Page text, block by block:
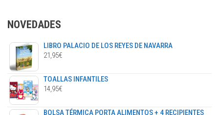
página
NOVEDADES
LIBRO PALACIO DE LOS REYES DE NAVARRA
21,95€
TOALLAS INFANTILES
14,95€
BOLSA TÉRMICA PORTA ALIMENTOS + 4 RECIPIENTES